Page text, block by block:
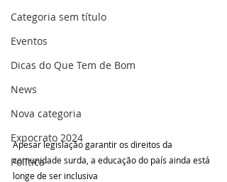
Categoria sem título
Eventos
Dicas do Que Tem de Bom
News
Nova categoria
Expocrato 2024
Política
Apesar legislação garantir os direitos da
comunidade surda, a educação do país ainda está
longe de ser inclusiva